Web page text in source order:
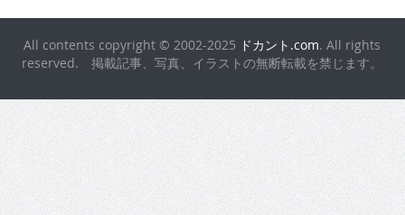
All contents copyright © 2002-2025 ドカント.com. All rights
reserved. 掲載記事、写真、イラストの無断転載を禁じます。